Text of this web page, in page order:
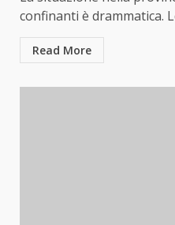
confinanti è drammatica.
Read More